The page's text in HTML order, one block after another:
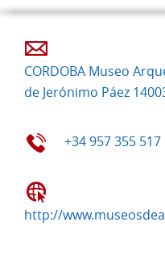
CORDOBA Museo
de Jerónimo Páez
+34 957 355 517
http://